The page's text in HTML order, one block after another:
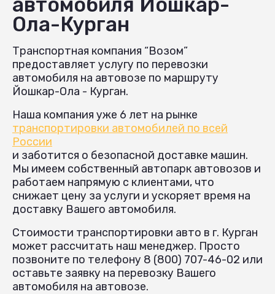
Ола-Курган
Транспортная компания “Возом”
предоставляет услугу по перевозки
автомобиля на автовозе по маршруту
Йошкар-Ола - Курган.
Наша компания уже 6 лет на рынке
транспортировки автомобилей по всей
России
и заботится о безопасной доставке машин.
Мы имеем собственный автопарк автовозов и
работаем напрямую с клиентами, что
снижает цену за услуги и ускоряет время на
доставку Вашего автомобиля.
Стоимости транспортировки авто в г. Курган
может рассчитать наш менеджер. Просто
позвоните по телефону 8 (800) 707-46-02 или
оставьте заявку на перевозку Вашего
автомобиля на автовозе.